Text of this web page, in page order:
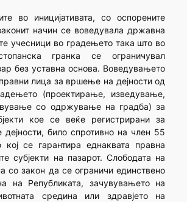
во иницијативата, со оспорените
начин се воведувала државна
учесници во градењето така што во
гранка се ограничувал
без уставнa основa. Воведувањето
лица за вршење на дејности од
(проектирање, изведување,
со одржување на градба) за
кое се веќе регистрирани за
било спротивно на член 55
кој се гарантира еднаквата правна
субјекти на пазарот. Слободата на
со закон да се ограничи единствено
на Републиката, зачувувањето на
средина или здравјето на